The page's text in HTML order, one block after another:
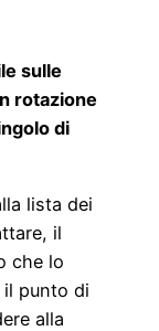
sulle
rotazione
di
lista dei
il
che lo
il punto di
alla